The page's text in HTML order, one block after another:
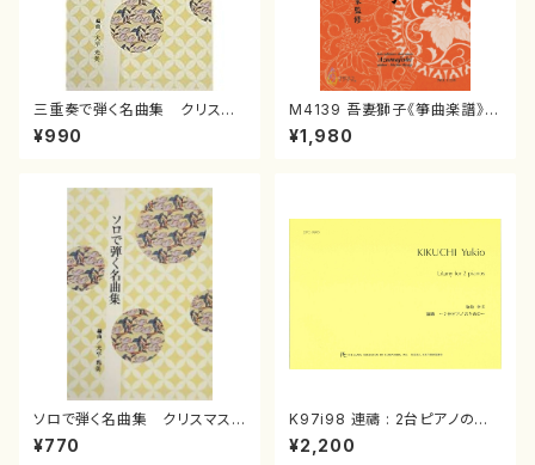
三重奏で弾く名曲集 クリスマ
スメドレー( 箏2/大平光美 編
曲/楽譜）
¥990
M4139 吾妻獅子《箏曲楽譜》
（箏/宮城道雄著・宮城宗家監修/
箏曲古典楽譜）
¥1,980
ソロで弾く名曲集 クリスマス・
イブ／恋人がサンタクロース(
箏独奏 /大平光美 編曲/楽
¥770
K97i98 連禱 : 2台ピアノのた
めの（2 Pianos / 菊池 幸夫 /
楽譜）
¥2,200